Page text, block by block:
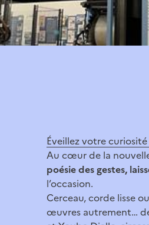
Éveillez votre curiosité
Au cœur de la
poésie des gestes,
l’occasion.
Cerceau, corde lisse
œuvres autrement…